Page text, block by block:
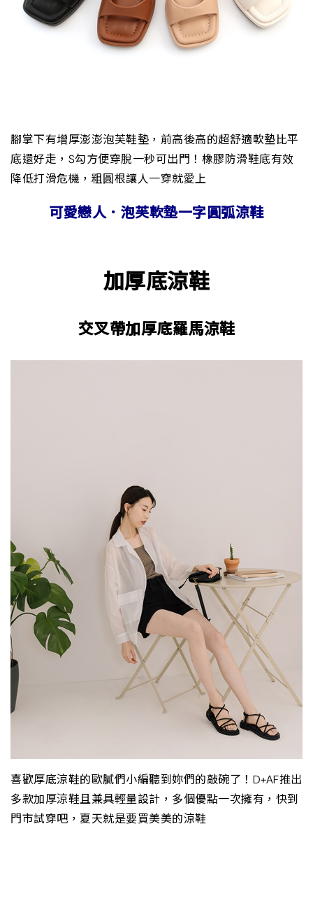
腳掌下有增厚澎澎泡芙鞋墊，前高後高的超舒適軟墊比平
底還好走，S勾方便穿脫一秒可出門！橡膠防滑鞋底有效
降低打滑危機，粗圓根讓人一穿就愛上
可愛戀人．泡芙軟墊一字圓弧涼鞋
加厚底涼鞋
交叉帶加厚底羅馬涼鞋
喜歡厚底涼鞋的歐膩們小編聽到妳們的敲碗了！D+AF推出
多款加厚涼鞋且兼具輕量設計，多個優點一次擁有，快到
門市試穿吧，夏天就是要買美美的涼鞋